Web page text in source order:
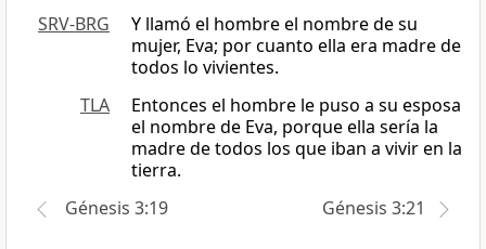
SRV-BRG
Y llamó el hombre el nombre de su
mujer, Eva; por cuanto ella era madre de
todos lo vivientes.
TLA
Entonces el hombre le puso a su esposa
el nombre de Eva, porque ella sería la
madre de todos los que iban a vivir en la
tierra.
Génesis 3:19
Génesis 3:21